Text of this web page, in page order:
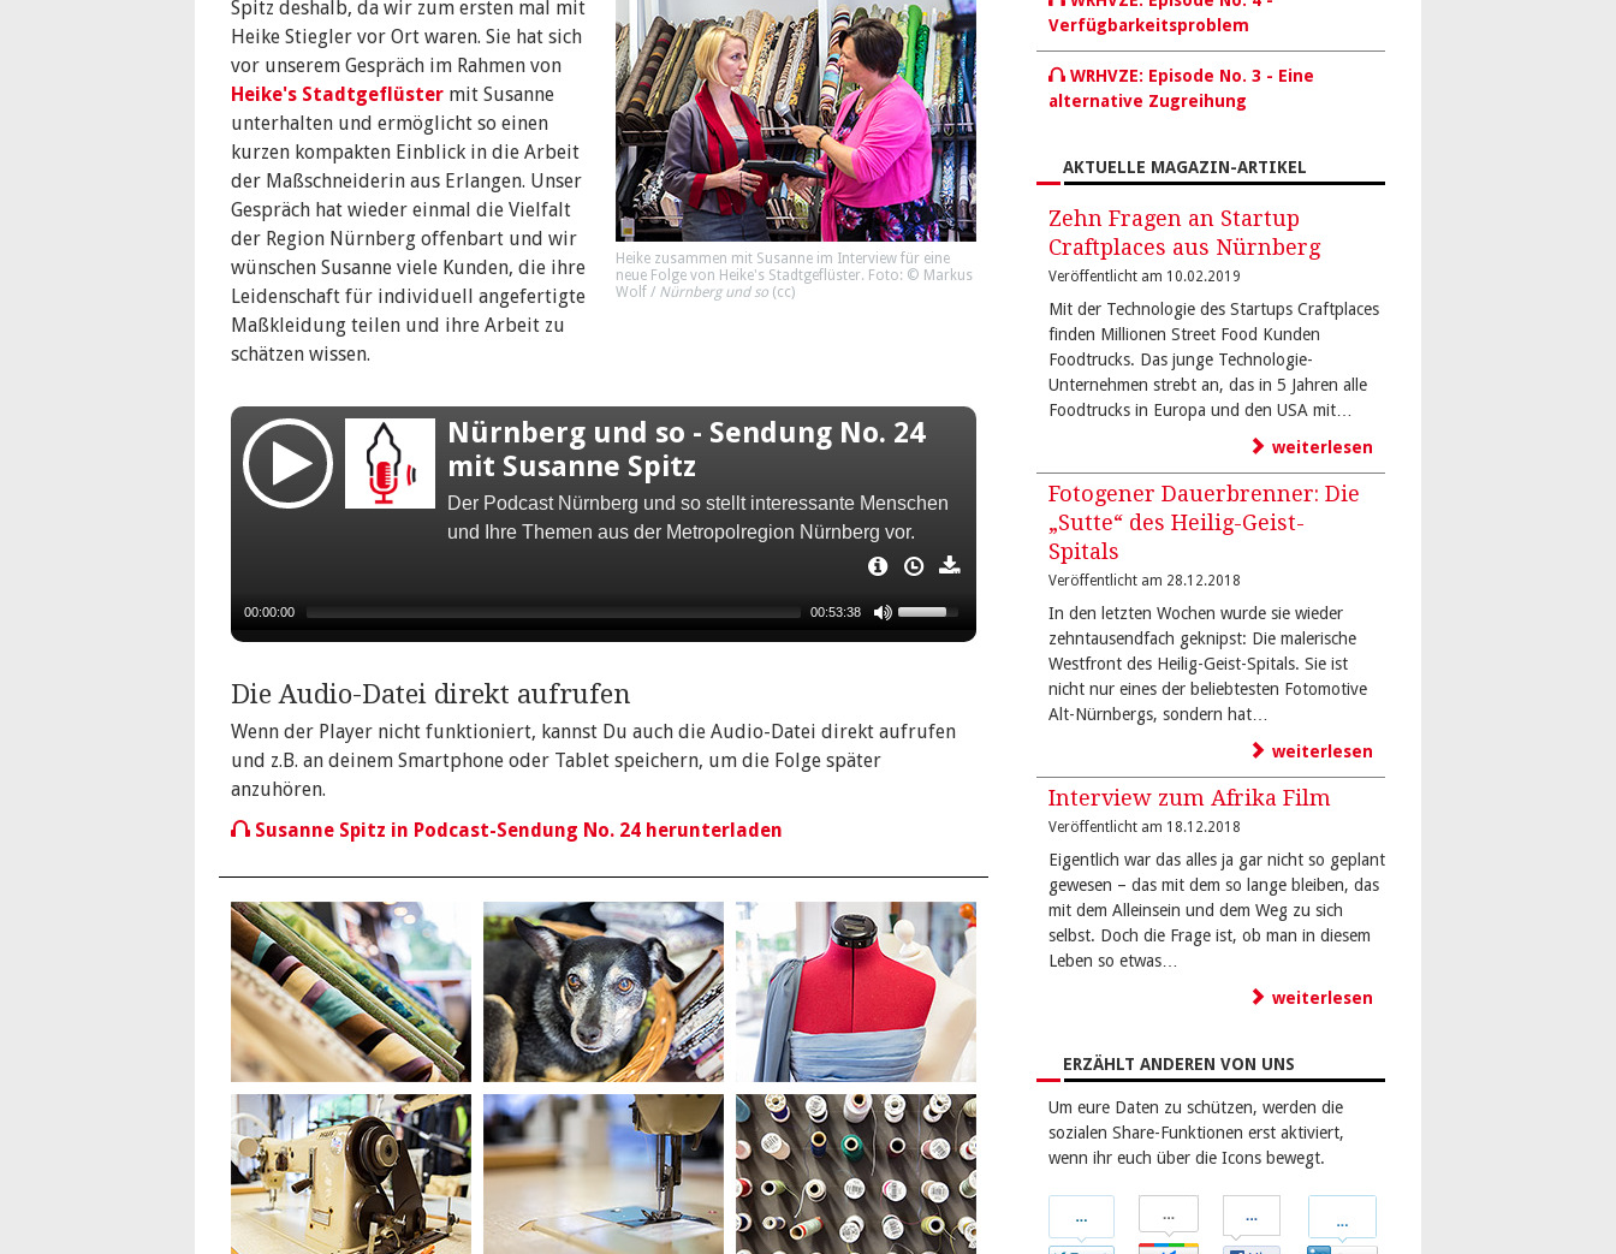
Heike zusammen mit Susanne im Interview für eine
neue Folge von Heike's Stadtgeflüster. Foto: © Markus
Wolf / Nürnberg und so (cc)
Spitz deshalb, da wir zum ersten mal mit
Heike Stiegler vor Ort waren. Sie hat sich
vor unserem Gespräch im Rahmen von
Heike's Stadtgeflüster mit Susanne
unterhalten und ermöglicht so einen
kurzen kompakten Einblick in die Arbeit
der Maßschneiderin aus Erlangen. Unser
Gespräch hat wieder einmal die Vielfalt
der Region Nürnberg offenbart und wir
wünschen Susanne viele Kunden, die ihre
Leidenschaft für individuell angefertigte
Maßkleidung teilen und ihre Arbeit zu
schätzen wissen.
Nürnberg und so - Sendung No. 24
mit Susanne Spitz
Der Podcast Nürnberg und so stellt interessante Menschen
und Ihre Themen aus der Metropolregion Nürnberg vor.
Stoffverliebt widmete sich Susanne leidenschaftlich unserem Interview
Der Podcast Nürnberg und so stellt interessante Menschen und Ihre Themen aus
der Metropolregion Nürnberg vor.
Veröffentlicht am 08. Juli 2014.
00:00:00 00:53:38
Die Audio-Datei direkt aufrufen
Wenn der Player nicht funktioniert, kannst Du auch die Audio-Datei direkt aufrufen
und z.B. an deinem Smartphone oder Tablet speichern, um die Folge später
anzuhören.
Susanne Spitz in Podcast-Sendung No. 24 herunterladen
Verfügbarkeitsproblem
WRHVZE: Episode No. 3 - Eine
alternative Zugreihung
AKTUELLE MAGAZIN-ARTIKEL
Zehn Fragen an Startup
Craftplaces aus Nürnberg
Veröffentlicht am 10.02.2019
Mit der Technologie des Startups Craftplaces
finden Millionen Street Food Kunden
Foodtrucks. Das junge Technologie-
Unternehmen strebt an, das in 5 Jahren alle
Foodtrucks in Europa und den USA mit…
weiterlesen
Fotogener Dauerbrenner: Die
„Sutte“ des Heilig-Geist-
Spitals
Veröffentlicht am 28.12.2018
In den letzten Wochen wurde sie wieder
zehntausendfach geknipst: Die malerische
Westfront des Heilig-Geist-Spitals. Sie ist
nicht nur eines der beliebtesten Fotomotive
Alt-Nürnbergs, sondern hat…
weiterlesen
Interview zum Afrika Film
Veröffentlicht am 18.12.2018
Eigentlich war das alles ja gar nicht so geplant
gewesen – das mit dem so lange bleiben, das
mit dem Alleinsein und dem Weg zu sich
selbst. Doch die Frage ist, ob man in diesem
Leben so etwas…
weiterlesen
ERZÄHLT ANDEREN VON UNS
Um eure Daten zu schützen, werden die
sozialen Share-Funktionen erst aktiviert,
wenn ihr euch über die Icons bewegt.
bei
bei